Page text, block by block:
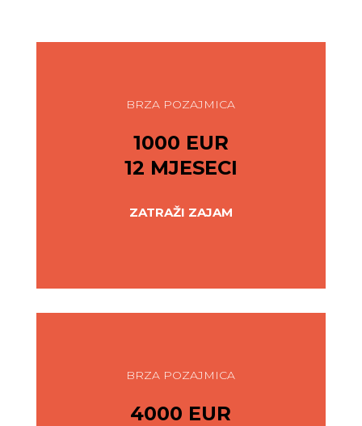
BRZA POZAJMICA
1000 EUR
12 MJESECI
ZATRAŽI ZAJAM
BRZA POZAJMICA
4000 EUR